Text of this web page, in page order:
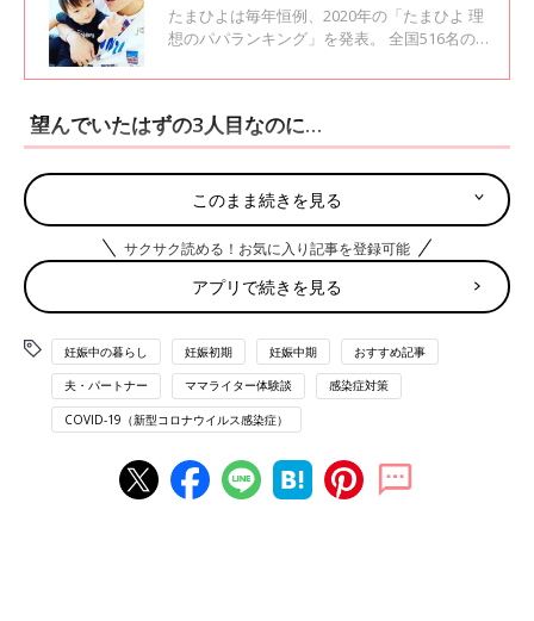
たまひよは毎年恒例、2020年の「たまひよ 理
想のパパランキング」を発表。 全国516名のマ
果、3年連続でつるの剛士さんが1位を受賞しま
ップの杉浦太陽さんが。 「SNSで自分のイクメ
ンアピールをするのではなく、奥様への労いの
言葉やフォローする姿が素晴らしいと思った」
「辻ちゃんのInstagramやYouTubeで、杉浦さ
んが子どもたちと遊んでいる様子や家事を手伝
っている様子が見てとれて、理想の旦那で父親
だなと感じた」などの声が寄せられました。 奥
さまへの感謝を忘れない姿勢、そして奥さまが
愛されている姿が、ママたちの熱い支持を受け
望んでいたはずの3人目なのに…
夫も私も子どもが好きです。第1子と第2子は同性だったため、
「できればもう1人子どもがほしいね」なんて話していました。
そんな矢先、体調に違和感があり、念のため妊娠検査薬を使って
みると、なんと陽性！
しかし、望んでいたはずの第3子なのに、このときばかりは素直
に喜べませんでした。というのも、妊娠が発覚した4月はじめ
は、新型コロナウイルスが日本全国で猛威を振るっていた頃だっ
たからです。
の子どもを守り切れる？ と次々と不安が浮かびました。こんな
時期に子どもを望んでしまった自分を悔いて、涙を流すことさえ
このまま続きを見る
サクサク読める！お気に入り記事を登録可能
アプリで続きを見る
妊娠中の暮らし 妊娠初期 妊娠中期 おすすめ記事
夫・パートナー ママライター体験談 感染症対策
COVID-19（新型コロナウイルス感染症）